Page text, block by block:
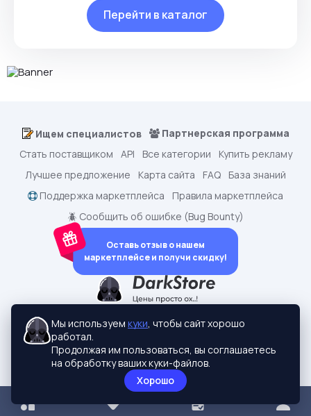
Перейти в каталог
2015-2026 © dark.shopping
Актуальные адреса:
Ищем специалистов
Партнерская программа
Стать поставщиком
API Все категории
Купить рекламу
Лучшее предложение
Карта сайта FAQ
База знаний
Поддержка маркетплейса
Правила маркетплейса
🪲 Сообщить об ошибке (Bug Bounty)
Оставь отзыв о нашем
маркетплейсе и получи скидку!
Мы используем куки, чтобы сайт хорошо
работал.
Продолжая им пользоваться, вы соглашаетесь
на обработку ваших куки-файлов.
Хорошо